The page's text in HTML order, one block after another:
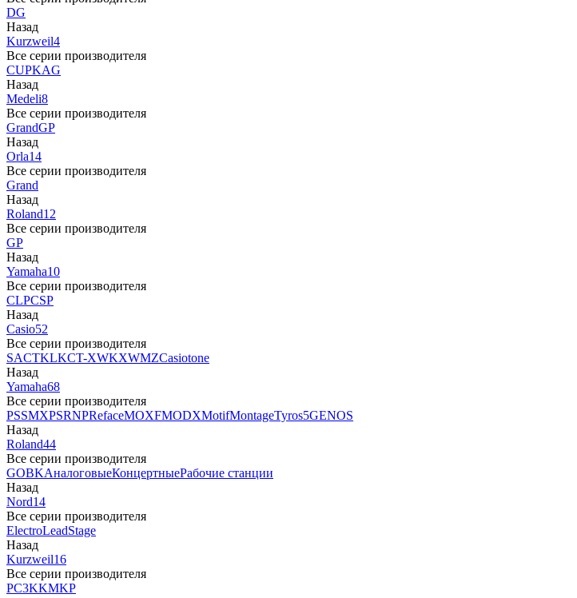
DG
Назад
Kurzweil4
Все серии производителя
CUPKAG
Назад
Medeli8
Все серии производителя
GrandGP
Назад
Orla14
Все серии производителя
Grand
Назад
Roland12
Все серии производителя
GP
Назад
Yamaha10
Все серии производителя
CLPCSP
Назад
Casio52
Все серии производителя
SACTKLKCT-XWKXWMZCasiotone
Назад
Yamaha68
Все серии производителя
PSSMXPSRNPRefaceMOXFMODXMotifMontageTyros5GENOS
Назад
Roland44
Все серии производителя
GOBKАналоговыеКонцертныеРабочие станции
Назад
Nord14
Все серии производителя
ElectroLeadStage
Назад
Kurzweil16
Все серии производителя
PC3KKMKP